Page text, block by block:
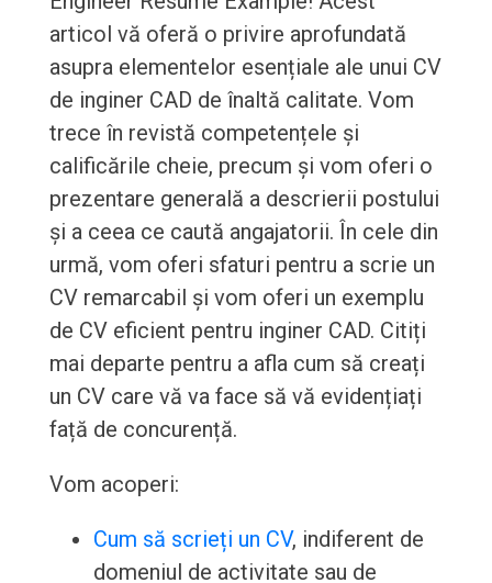
articol vă oferă o privire aprofundată
asupra elementelor esențiale ale unui CV
de inginer CAD de înaltă calitate. Vom
trece în revistă competențele și
calificările cheie, precum și vom oferi o
prezentare generală a descrierii postului
și a ceea ce caută angajatorii. În cele din
urmă, vom oferi sfaturi pentru a scrie un
CV remarcabil și vom oferi un exemplu
de CV eficient pentru inginer CAD. Citiți
mai departe pentru a afla cum să creați
un CV care vă va face să vă evidențiați
față de concurență.
Vom acoperi:
Cum să scrieți un CV, indiferent de
domeniul de activitate sau de